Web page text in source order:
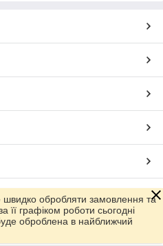
Prom.ua
обробляти замовлення та
її графіком роботи сьогодні
оброблена в найближчий